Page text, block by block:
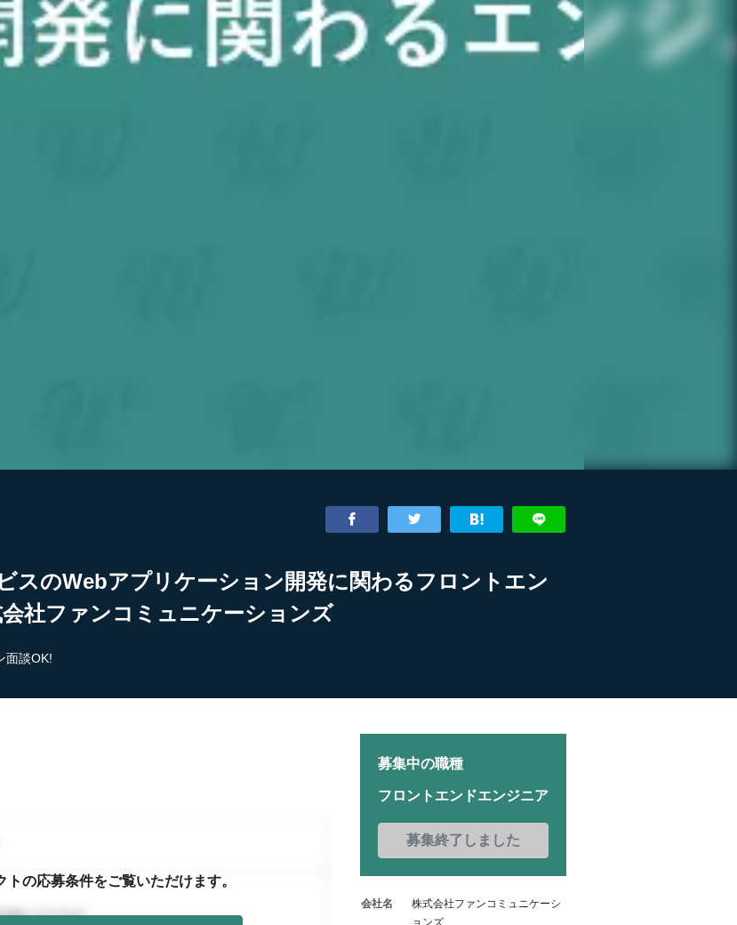
スのWebアプリケーション開発に関わるフロントエン
社ファンコミュニケーションズ
面談OK!
トの応募条件をご覧いただけます。
募集中の職種
フロントエンドエンジニア
募集終了しました
会社名
株式会社ファンコミュニケーシ
ョンズ